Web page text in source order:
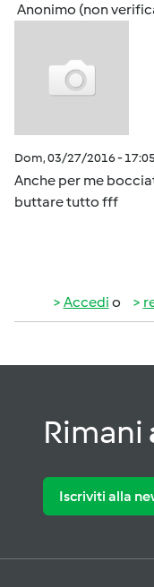
Anonimo (non
Dom, 03/27/2016 - 17:05
Anche per me
buttare tutto fff
Accedi o
Rimani
Iscriviti alla